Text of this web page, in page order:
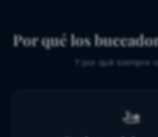
Por qué los
Y por qué siempre
🚤